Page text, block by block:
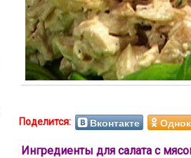
Вконтакте
Ингредиенты для салата с